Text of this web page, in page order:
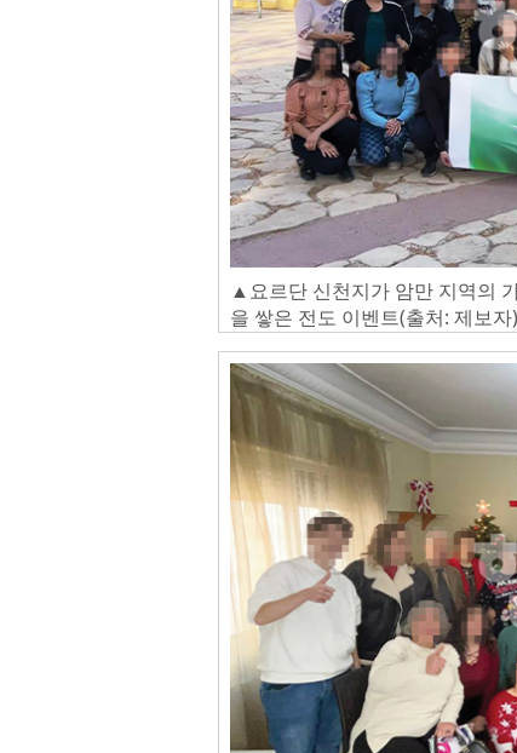
▲요르단 신천지가 암만 지역의
을 쌓은 전도 이벤트(출처: 제보자)